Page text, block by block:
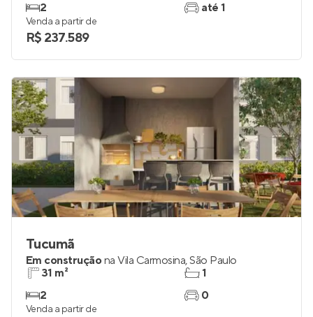
2
até 1
Venda a partir de
R$ 237.589
Tucumã
Em construçãona Vila Carmosina,São Paulo
31 m²
2
1
0
Venda a partir de